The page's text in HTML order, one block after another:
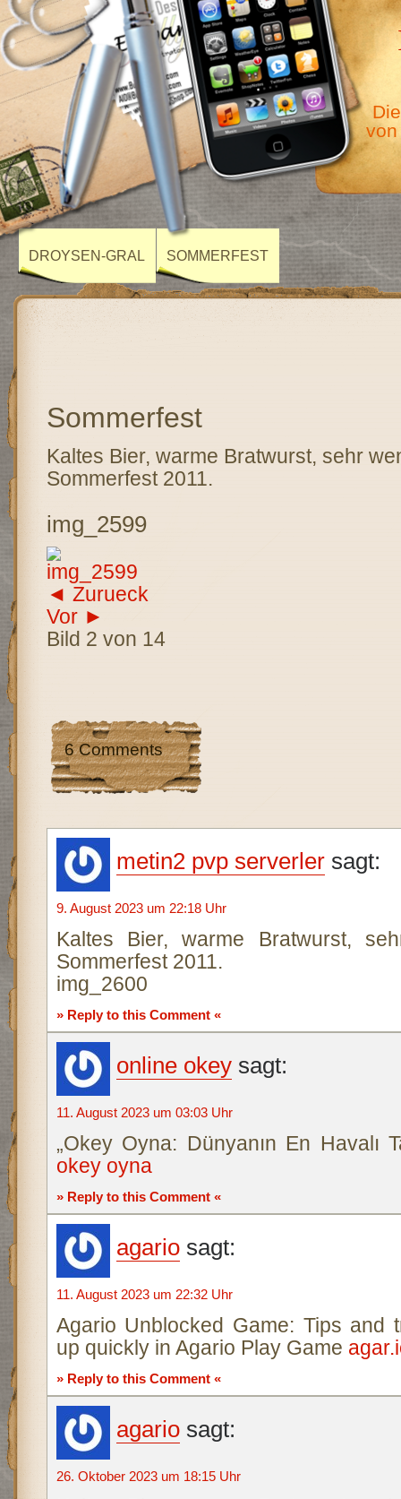
DROYSEN-GRAL SOMMERFEST
Sommerfest
Kaltes Bier, warme Bratwurst, sehr
Sommerfest 2011.
img_2599
◄ Zurueck
Vor ►
Bild 2 von 14
6 Comments
metin2 pvp serverler sagt:
9. August 2023 um 22:18 Uhr
Kaltes Bier, warme Bratwurst,
Sommerfest 2011.
img_2600
» Reply to this Comment «
online okey sagt:
11. August 2023 um 03:03 Uhr
„Okey Oyna: Dünyanın En Havalı
okey oyna
» Reply to this Comment «
agario sagt:
11. August 2023 um 22:32 Uhr
Agario Unblocked Game: Tips and
up quickly in Agario Play Game
» Reply to this Comment «
agario sagt:
26. Oktober 2023 um 18:15 Uhr